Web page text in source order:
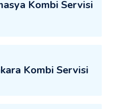
Kombi Servisi
Kombi Servisi